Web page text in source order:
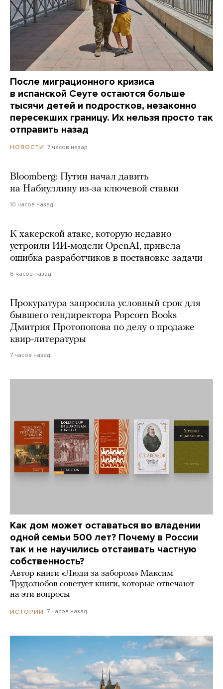
После миграционного кризиса
в испанской Сеуте остаются больше
тысячи детей и подростков, незаконно
пересекших границу. Их нельзя просто так
отправить назад
НОВОСТИ 7 часов назад
Bloomberg: Путин начал давить
на Набиуллину из-за ключевой ставки
10 часов назад
К хакерской атаке, которую недавно
устроили ИИ-модели OpenAI, привела
ошибка разработчиков в постановке задачи
6 часов назад
Прокуратура запросила условный срок для
бывшего гендиректора Popcorn Books
Дмитрия Протопопова по делу о продаже
квир-литературы
7 часов назад
Как дом может оставаться во владении
одной семьи 500 лет? Почему в России
так и не научились отстаивать частную
собственность?
Автор книги «Люди за забором» Максим
Трудолюбов советует книги, которые отвечают
на эти вопросы
ИСТОРИИ 7 часов назад